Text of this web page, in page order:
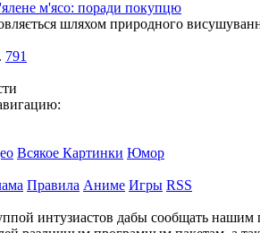
м'ясо: поради покупцю
шляхом природного
791
Всякое Картинки Юмор
Правила Аниме Игры RSS
интузиастов дабы сообщать